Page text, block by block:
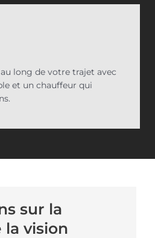
long de votre trajet avec
et un chauffeur qui
sur la
vision